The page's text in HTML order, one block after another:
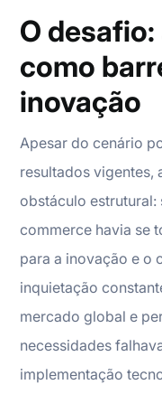
O
como
inovação
Apesar do cenário
resultados vigentes,
obstáculo estrutural:
commerce havia se
para a inovação e o
inquietação
mercado global e
necessidades
implementação